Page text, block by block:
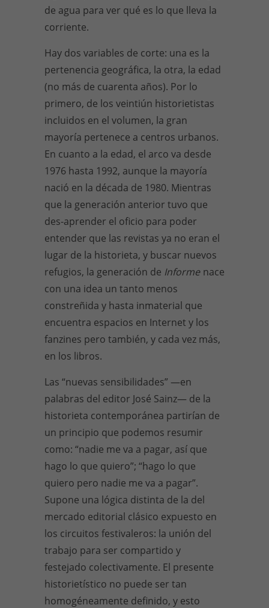
de agua para ver qué es lo que lleva la
corriente.
Hay dos variables de corte: una es la
pertenencia geográfica, la otra, la edad
(no más de cuarenta años). Por lo
primero, de los veintiún historietistas
incluidos en el volumen, la gran
mayoría pertenece a centros urbanos.
En cuanto a la edad, el arco va desde
1976 hasta 1992, aunque la mayoría
nació en la década de 1980. Mientras
que la generación anterior tuvo que
des-aprender el oficio para poder
entender que las revistas ya no eran el
lugar de la historieta, y buscar nuevos
refugios, la generación de Informe nace
con una idea un tanto menos
constreñida y hasta inmaterial que
encuentra espacios en Internet y los
fanzines pero también, y cada vez más,
en los libros.
Las “nuevas sensibilidades” —en
palabras del editor José Sainz— de la
historieta contemporánea partirían de
un principio que podemos resumir
como: “nadie me va a pagar, así que
hago lo que quiero”; “hago lo que
quiero pero nadie me va a pagar”.
Supone una lógica distinta de la del
mercado editorial clásico expuesto en
los circuitos festivaleros: la unión del
trabajo para ser compartido y
festejado colectivamente. El presente
historietístico no puede ser tan
homogéneamente definido, y esto